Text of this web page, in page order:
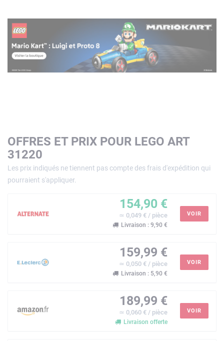
OFFRES ET PRIX POUR LEGO ART
31220
Les prix indiqués ne tiennent pas compte des frais d'expédition qui
pourraient s'appliquer.
154,90 €
≃ 0,049 € / pièce
Livraison : 9,90 €
VOIR
159,99 €
≃ 0,050 € / pièce
Livraison : 5,90 €
VOIR
189,99 €
≃ 0,060 € / pièce
Livraison offerte
VOIR